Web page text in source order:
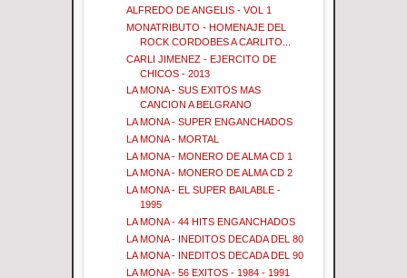
ALFREDO DE ANGELIS - VOL 1
MONATRIBUTO - HOMENAJE DEL
ROCK CORDOBES A CARLITO...
CARLI JIMENEZ - EJERCITO DE
CHICOS - 2013
LA MONA - SUS EXITOS MAS
CANCION A BELGRANO
LA MONA - SUPER ENGANCHADOS
LA MONA - MORTAL
LA MONA - MONERO DE ALMA CD 1
LA MONA - MONERO DE ALMA CD 2
LA MONA - EL SUPER BAILABLE -
1995
LA MONA - 44 HITS ENGANCHADOS
LA MONA - INEDITOS DECADA DEL 80
LA MONA - INEDITOS DECADA DEL 90
LA MONA - 56 EXITOS - 1984 - 1991